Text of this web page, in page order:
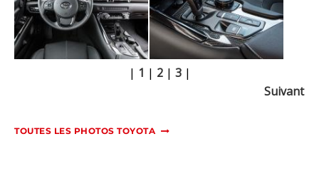
| 1 | 2| 3|
Suivant
TOUTES LES PHOTOS TOYOTA